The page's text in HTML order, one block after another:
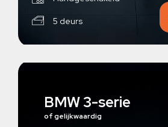
5 deurs
BMW 3-serie
of gelijkwaardig